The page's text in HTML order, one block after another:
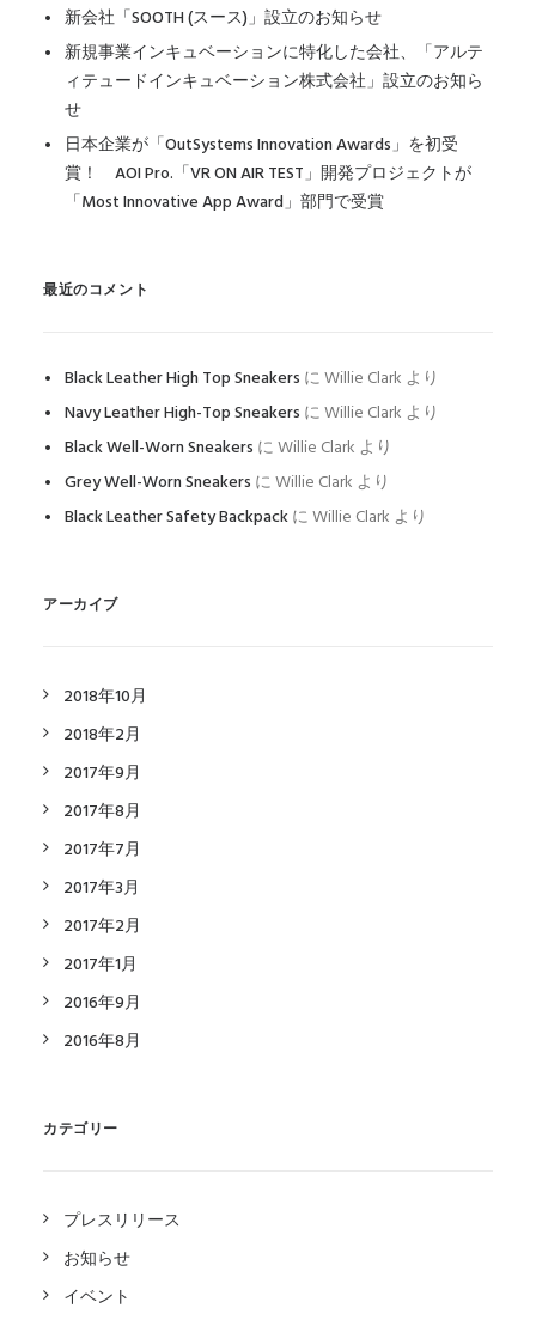
新会社「SOOTH (スース)」設立のお知らせ
新規事業インキュベーションに特化した会社、「アルテ
ィテュードインキュベーション株式会社」設立のお知ら
せ
日本企業が「OutSystems Innovation Awards」を初受
賞！ AOI Pro.「VR ON AIR TEST」開発プロジェクトが
「Most Innovative App Award」部門で受賞
最近のコメント
Black Leather High Top Sneakers にWillie Clark より
Navy Leather High-Top Sneakers にWillie Clark より
Black Well-Worn Sneakers にWillie Clark より
Grey Well-Worn Sneakers にWillie Clark より
Black Leather Safety BackpackにWillie Clark より
アーカイブ
2018年10月
2018年2月
2017年9月
2017年8月
2017年7月
2017年3月
2017年2月
2017年1月
2016年9月
2016年8月
カテゴリー
プレスリリース
お知らせ
イベント